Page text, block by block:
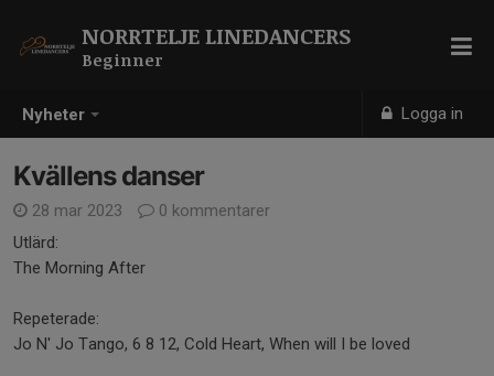
Nyheter Logga in
NORRTELJE LINEDANCERS
Beginner
Kvällens danser
28 mar 2023
0 kommentarer
Utlärd:
The Morning After
Repeterade:
Jo N' Jo Tango, 6 8 12, Cold Heart, When will I be loved